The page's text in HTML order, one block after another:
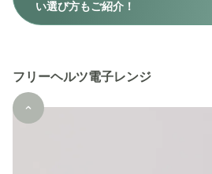
い選び方もご紹介！
フリーヘルツ電子レンジ